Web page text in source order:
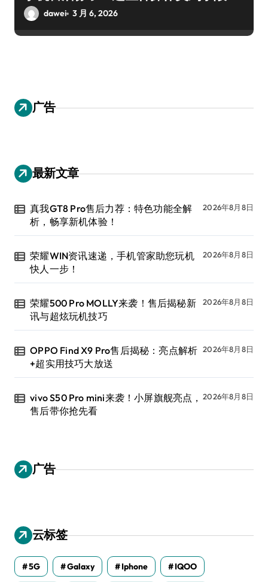
dawei 3 月 6, 2026
广告
最新文章
真我GT8 Pro售后力荐：特色功能全解
析，畅享新机体验！
2026年8月8日
荣耀WIN资讯速递，手机管家助您玩机
快人一步！
2026年8月8日
荣耀500 Pro MOLLY来袭！售后揭秘新
讯与超炫玩机技巧
2026年8月8日
OPPO Find X9 Pro售后揭秘：亮点解析
+超实用技巧大放送
2026年8月8日
vivo S50 Pro mini来袭！小屏旗舰亮点，
售后带你抢先看
2026年8月8日
广告
云标签
5G Galaxy Iphone IQOO